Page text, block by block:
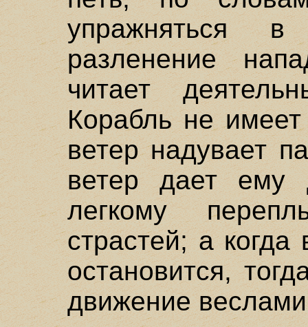
упражняться
разленение
читает
Корабль не
ветер надувает
ветер дает ему
легкому
страстей; а когда
остановится,
движение